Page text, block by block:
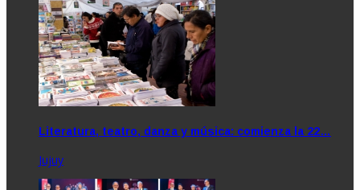
Literatura, teatro, danza y música: comienza la 22…
Jujuy